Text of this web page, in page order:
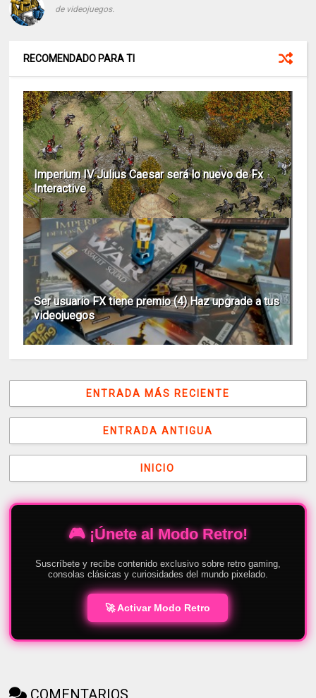
de videojuegos.
RECOMENDADO PARA TI
Imperium IV Julius Caesar será lo nuevo de Fx
Interactive
Ser usuario FX tiene premio (4) Haz upgrade a tus
videojuegos
ENTRADA MÁS RECIENTE
ENTRADA ANTIGUA
INICIO
🎮 ¡Únete al Modo Retro!
Suscríbete y recibe contenido exclusivo sobre retro gaming,
consolas clásicas y curiosidades del mundo pixelado.
🚀 Activar Modo Retro
COMENTARIOS